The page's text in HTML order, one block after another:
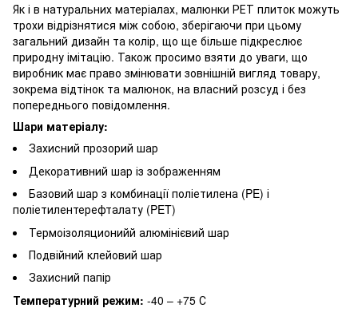
Як і в натуральних матеріалах, малюнки РЕТ плиток можуть
трохи відрізнятися між собою, зберігаючи при цьому
загальний дизайн та колір, що ще більше підкреслює
природну імітацію. Також просимо взяти до уваги, що
виробник має право змінювати зовнішній вигляд товару,
зокрема відтінок та малюнок, на власний розсуд і без
попереднього повідомлення.
Шари матеріалу:
Захисний прозорий шар
Декоративний шар із зображенням
Базовий шар з комбинації поліетилена (PE) і
поліетилентерефталату (PET)
Термоізоляционийй алюмінієвий шар
Подвійний клейовий шар
Захисний папір
Температурний режим: -40 – +75 С